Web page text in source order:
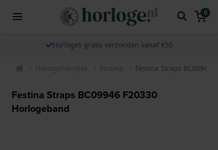
0
Horloges gratis verzonden vanaf €50
Horlogebandjes Festina Festina Straps BC09946
Festina Straps BC09946 F20330
Horlogeband